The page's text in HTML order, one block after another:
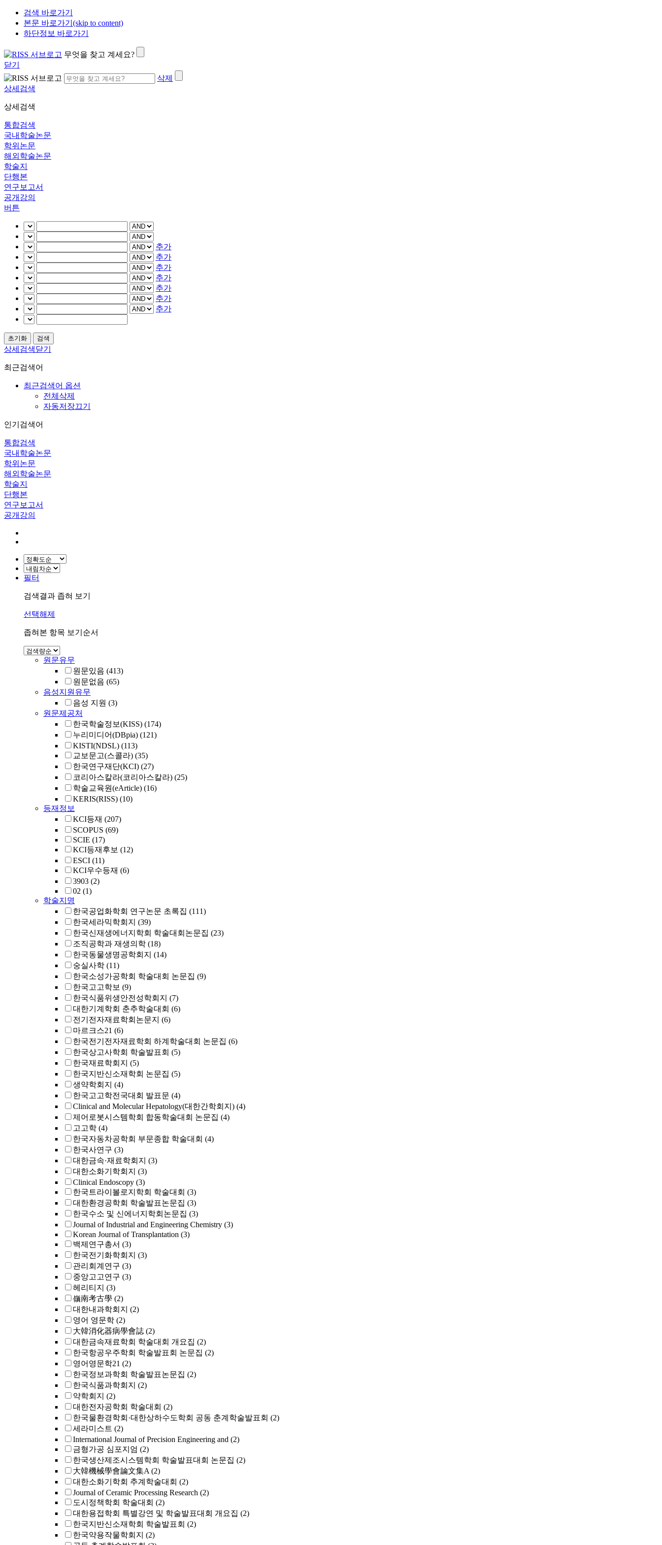
검색 바로가기
본문 바로가기(skip to content)
하단정보 바로가기
무엇을 찾고 계세요?
닫기
삭제
상세검색
상세검색
통합검색
국내학술논문
학위논문
해외학술논문
학술지
단행본
연구보고서
공개강의
버튼
추가
추가
추가
추가
추가
추가
추가
상세검색닫기
최근검색어
최근검색어 옵션
전체삭제
자동저장끄기
인기검색어
통합검색
국내학술논문
학위논문
해외학술논문
학술지
단행본
연구보고서
공개강의
필터
검색결과 좁혀 보기
선택해제
좁혀본 항목 보기순서
원문유무
원문있음 (413)
원문없음 (65)
음성지원유무
음성 지원 (3)
원문제공처
한국학술정보(KISS) (174)
누리미디어(DBpia) (121)
KISTI(NDSL) (113)
교보문고(스콜라) (35)
한국연구재단(KCI) (27)
코리아스칼라(코리아스칼라) (25)
학술교육원(eArticle) (16)
KERIS(RISS) (10)
등재정보
KCI등재 (207)
SCOPUS (69)
SCIE (17)
KCI등재후보 (12)
ESCI (11)
KCI우수등재 (6)
3903 (2)
02 (1)
학술지명
한국공업화학회 연구논문 초록집 (111)
한국세라믹학회지 (39)
한국신재생에너지학회 학술대회논문집 (23)
조직공학과 재생의학 (18)
한국동물생명공학회지 (14)
숭실사학 (11)
한국소성가공학회 학술대회 논문집 (9)
한국고고학보 (9)
한국식품위생안전성학회지 (7)
대한기계학회 춘추학술대회 (6)
전기전자재료학회논문지 (6)
마르크스21 (6)
한국전기전자재료학회 하계학술대회 논문집 (6)
한국상고사학회 학술발표회 (5)
한국재료학회지 (5)
한국지반신소재학회 논문집 (5)
생약학회지 (4)
한국고고학전국대회 발표문 (4)
Clinical and Molecular Hepatology(대한간학회지) (4)
제어로봇시스템학회 합동학술대회 논문집 (4)
고고학 (4)
한국자동차공학회 부문종합 학술대회 (4)
한국사연구 (3)
대한금속·재료학회지 (3)
대한소화기학회지 (3)
Clinical Endoscopy (3)
한국트라이볼로지학회 학술대회 (3)
대한환경공학회 학술발표논문집 (3)
한국수소 및 신에너지학회논문집 (3)
Journal of Industrial and Engineering Chemistry (3)
Korean Journal of Transplantation (3)
백제연구총서 (3)
한국전기화학회지 (3)
관리회계연구 (3)
중앙고고연구 (3)
헤리티지 (3)
嶺南考古學 (2)
대한내과학회지 (2)
영어 영문학 (2)
大韓消化器病學會誌 (2)
대한금속재료학회 학술대회 개요집 (2)
한국항공우주학회 학술발표회 논문집 (2)
영어영문학21 (2)
한국정보과학회 학술발표논문집 (2)
한국식품과학회지 (2)
약학회지 (2)
대한전자공학회 학술대회 (2)
한국물환경학회·대한상하수도학회 공동 춘계학술발표회 (2)
세라미스트 (2)
International Journal of Precision Engineering and (2)
금형가공 심포지엄 (2)
한국생산제조시스템학회 학술발표대회 논문집 (2)
大韓機械學會論文集A (2)
대한소화기학회 추계학술대회 (2)
Journal of Ceramic Processing Research (2)
도시정책학회 학술대회 (2)
대한용접학회 특별강연 및 학술발표대회 개요집 (2)
한국지반신소재학회 학술발표회 (2)
한국약용작물학회지 (2)